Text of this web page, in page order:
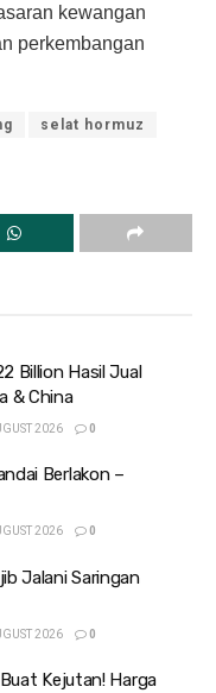
kewangan
perkembangan
selat hormuz
Billion Hasil Jual
& China
2026 0
Berlakon –
2026 0
Jalani Saringan
2026 0
Kejutan! Harga